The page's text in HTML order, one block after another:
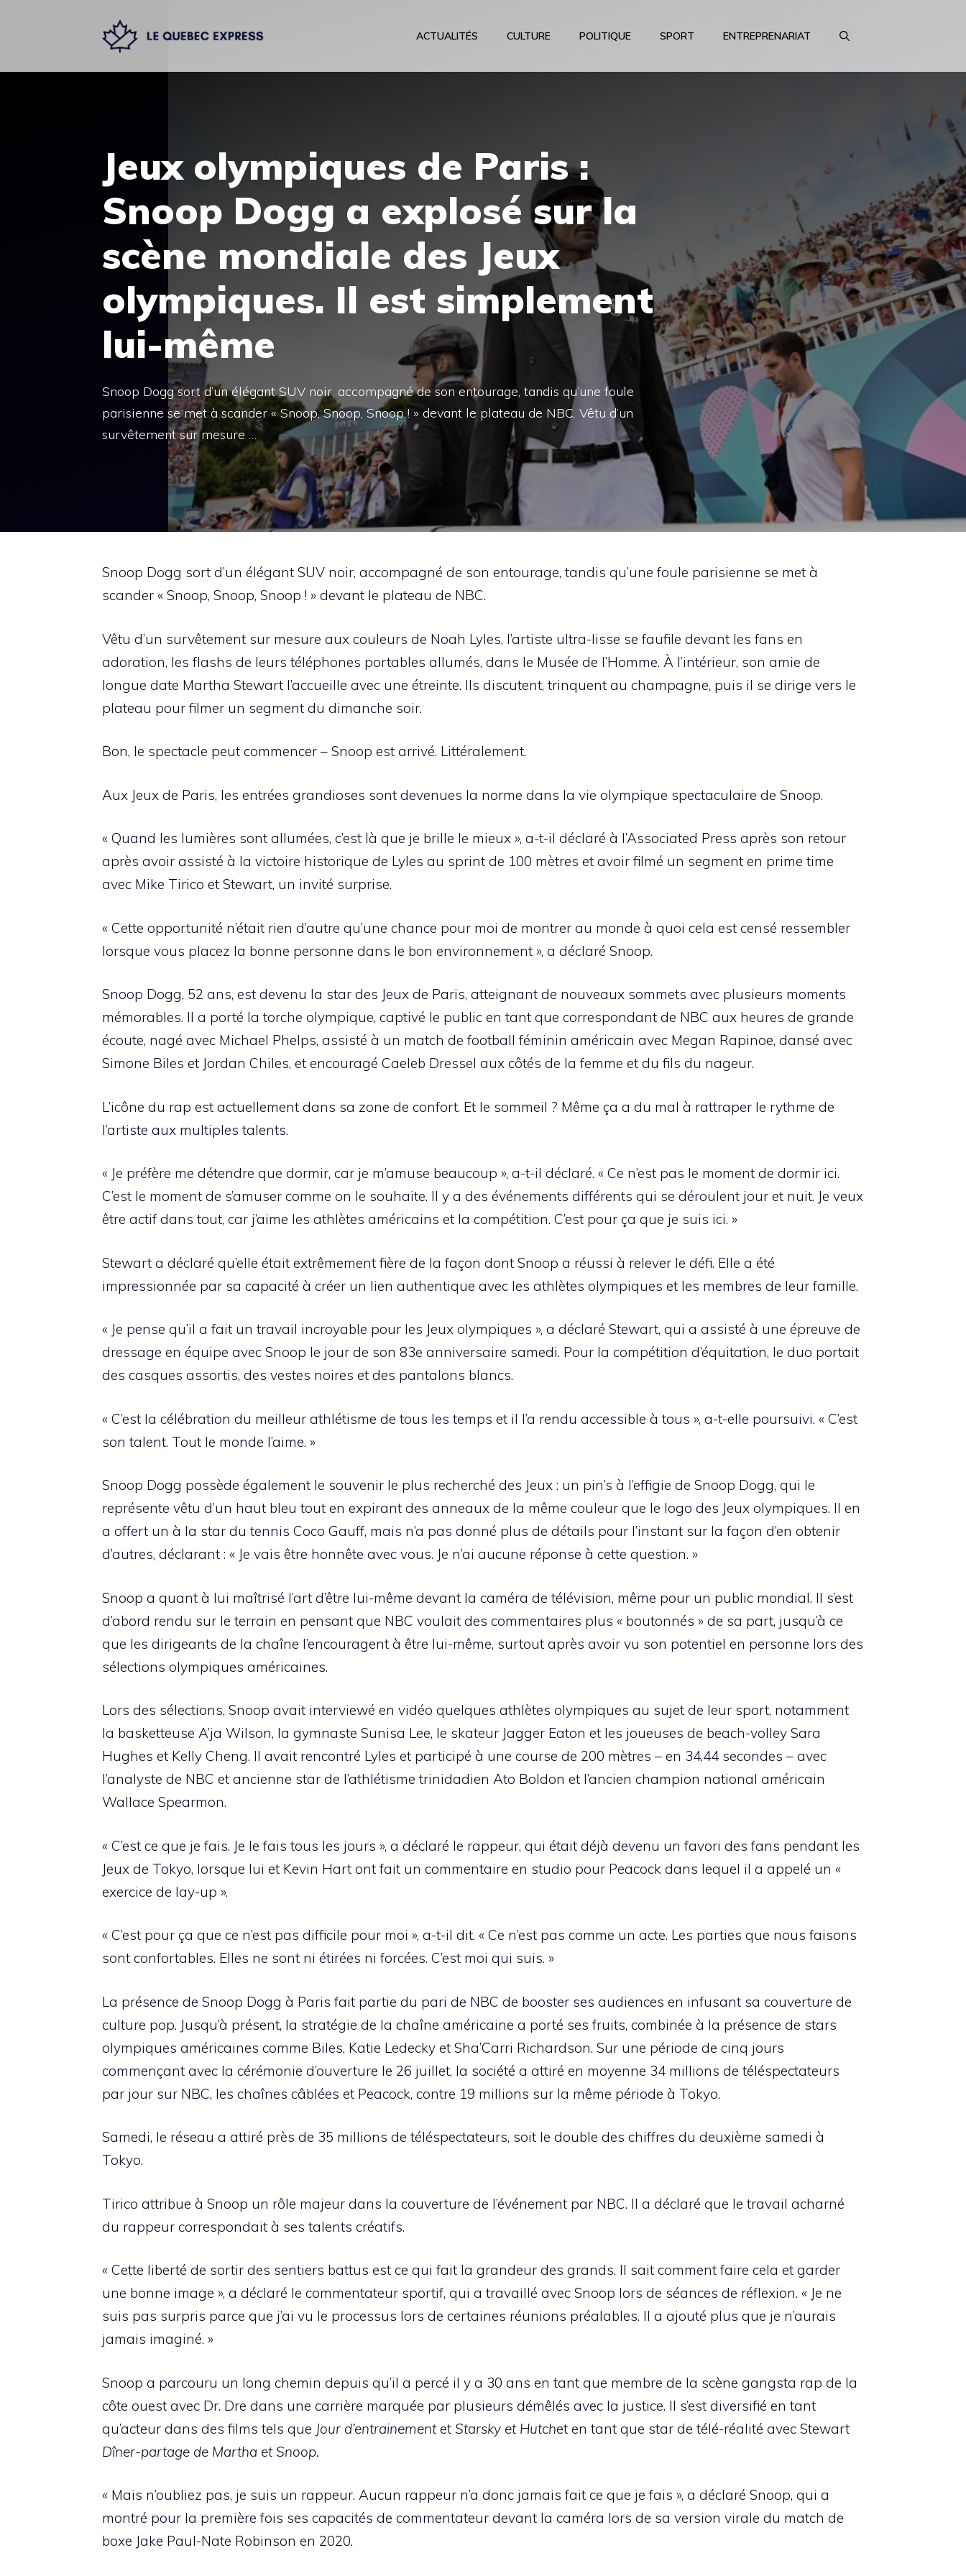
ACTUALITÉS CULTURE POLITIQUE SPORT ENTREPRENARIAT
Jeux olympiques de Paris :
Snoop Dogg a explosé sur la
scène mondiale des Jeux
olympiques. Il est simplement
lui-même
Snoop Dogg sort d’un élégant SUV noir, accompagné de son entourage, tandis qu’une foule
parisienne se met à scander « Snoop, Snoop, Snoop ! » devant le plateau de NBC. Vêtu d’un
survêtement sur mesure …
Snoop Dogg sort d’un élégant SUV noir, accompagné de son entourage, tandis qu’une foule parisienne se met à
scander « Snoop, Snoop, Snoop ! » devant le plateau de NBC.
Vêtu d’un survêtement sur mesure aux couleurs de Noah Lyles, l’artiste ultra-lisse se faufile devant les fans en
adoration, les flashs de leurs téléphones portables allumés, dans le Musée de l’Homme. À l’intérieur, son amie de
longue date Martha Stewart l’accueille avec une étreinte. Ils discutent, trinquent au champagne, puis il se dirige vers le
plateau pour filmer un segment du dimanche soir.
Bon, le spectacle peut commencer – Snoop est arrivé. Littéralement.
Aux Jeux de Paris, les entrées grandioses sont devenues la norme dans la vie olympique spectaculaire de Snoop.
« Quand les lumières sont allumées, c’est là que je brille le mieux », a-t-il déclaré à l’Associated Press après son retour
après avoir assisté à la victoire historique de Lyles au sprint de 100 mètres et avoir filmé un segment en prime time
avec Mike Tirico et Stewart, un invité surprise.
« Cette opportunité n’était rien d’autre qu’une chance pour moi de montrer au monde à quoi cela est censé ressembler
lorsque vous placez la bonne personne dans le bon environnement », a déclaré Snoop.
Snoop Dogg, 52 ans, est devenu la star des Jeux de Paris, atteignant de nouveaux sommets avec plusieurs moments
mémorables. Il a porté la torche olympique, captivé le public en tant que correspondant de NBC aux heures de grande
écoute, nagé avec Michael Phelps, assisté à un match de football féminin américain avec Megan Rapinoe, dansé avec
Simone Biles et Jordan Chiles, et encouragé Caeleb Dressel aux côtés de la femme et du fils du nageur.
L’icône du rap est actuellement dans sa zone de confort. Et le sommeil ? Même ça a du mal à rattraper le rythme de
l’artiste aux multiples talents.
« Je préfère me détendre que dormir, car je m’amuse beaucoup », a-t-il déclaré. « Ce n’est pas le moment de dormir ici.
C’est le moment de s’amuser comme on le souhaite. Il y a des événements différents qui se déroulent jour et nuit. Je veux
être actif dans tout, car j’aime les athlètes américains et la compétition. C’est pour ça que je suis ici. »
Stewart a déclaré qu’elle était extrêmement fière de la façon dont Snoop a réussi à relever le défi. Elle a été
impressionnée par sa capacité à créer un lien authentique avec les athlètes olympiques et les membres de leur famille.
« Je pense qu’il a fait un travail incroyable pour les Jeux olympiques », a déclaré Stewart, qui a assisté à une épreuve de
dressage en équipe avec Snoop le jour de son 83e anniversaire samedi. Pour la compétition d’équitation, le duo portait
des casques assortis, des vestes noires et des pantalons blancs.
« C’est la célébration du meilleur athlétisme de tous les temps et il l’a rendu accessible à tous », a-t-elle poursuivi. « C’est
son talent. Tout le monde l’aime. »
Snoop Dogg possède également le souvenir le plus recherché des Jeux : un pin’s à l’effigie de Snoop Dogg, qui le
représente vêtu d’un haut bleu tout en expirant des anneaux de la même couleur que le logo des Jeux olympiques. Il en
a offert un à la star du tennis Coco Gauff, mais n’a pas donné plus de détails pour l’instant sur la façon d’en obtenir
d’autres, déclarant : « Je vais être honnête avec vous. Je n’ai aucune réponse à cette question. »
Snoop a quant à lui maîtrisé l’art d’être lui-même devant la caméra de télévision, même pour un public mondial. Il s’est
d’abord rendu sur le terrain en pensant que NBC voulait des commentaires plus « boutonnés » de sa part, jusqu’à ce
que les dirigeants de la chaîne l’encouragent à être lui-même, surtout après avoir vu son potentiel en personne lors des
sélections olympiques américaines.
Lors des sélections, Snoop avait interviewé en vidéo quelques athlètes olympiques au sujet de leur sport, notamment
la basketteuse A’ja Wilson, la gymnaste Sunisa Lee, le skateur Jagger Eaton et les joueuses de beach-volley Sara
Hughes et Kelly Cheng. Il avait rencontré Lyles et participé à une course de 200 mètres – en 34,44 secondes – avec
l’analyste de NBC et ancienne star de l’athlétisme trinidadien Ato Boldon et l’ancien champion national américain
Wallace Spearmon.
« C’est ce que je fais. Je le fais tous les jours », a déclaré le rappeur, qui était déjà devenu un favori des fans pendant les
Jeux de Tokyo, lorsque lui et Kevin Hart ont fait un commentaire en studio pour Peacock dans lequel il a appelé un «
exercice de lay-up ».
« C’est pour ça que ce n’est pas difficile pour moi », a-t-il dit. « Ce n’est pas comme un acte. Les parties que nous faisons
sont confortables. Elles ne sont ni étirées ni forcées. C’est moi qui suis. »
La présence de Snoop Dogg à Paris fait partie du pari de NBC de booster ses audiences en infusant sa couverture de
culture pop. Jusqu’à présent, la stratégie de la chaîne américaine a porté ses fruits, combinée à la présence de stars
olympiques américaines comme Biles, Katie Ledecky et Sha’Carri Richardson. Sur une période de cinq jours
commençant avec la cérémonie d’ouverture le 26 juillet, la société a attiré en moyenne 34 millions de téléspectateurs
par jour sur NBC, les chaînes câblées et Peacock, contre 19 millions sur la même période à Tokyo.
Samedi, le réseau a attiré près de 35 millions de téléspectateurs, soit le double des chiffres du deuxième samedi à
Tokyo.
Tirico attribue à Snoop un rôle majeur dans la couverture de l’événement par NBC. Il a déclaré que le travail acharné
du rappeur correspondait à ses talents créatifs.
« Cette liberté de sortir des sentiers battus est ce qui fait la grandeur des grands. Il sait comment faire cela et garder
une bonne image », a déclaré le commentateur sportif, qui a travaillé avec Snoop lors de séances de réflexion. « Je ne
suis pas surpris parce que j’ai vu le processus lors de certaines réunions préalables. Il a ajouté plus que je n’aurais
jamais imaginé. »
Snoop a parcouru un long chemin depuis qu’il a percé il y a 30 ans en tant que membre de la scène gangsta rap de la
côte ouest avec Dr. Dre dans une carrière marquée par plusieurs démêlés avec la justice. Il s’est diversifié en tant
qu’acteur dans des films tels que Jour d’entrainementet Starsky et Hutchet en tant que star de télé-réalité avec Stewart
Dîner-partage de Martha et Snoop.
« Mais n’oubliez pas, je suis un rappeur. Aucun rappeur n’a donc jamais fait ce que je fais », a déclaré Snoop, qui a
montré pour la première fois ses capacités de commentateur devant la caméra lors de sa version virale du match de
boxe Jake Paul-Nate Robinson en 2020.